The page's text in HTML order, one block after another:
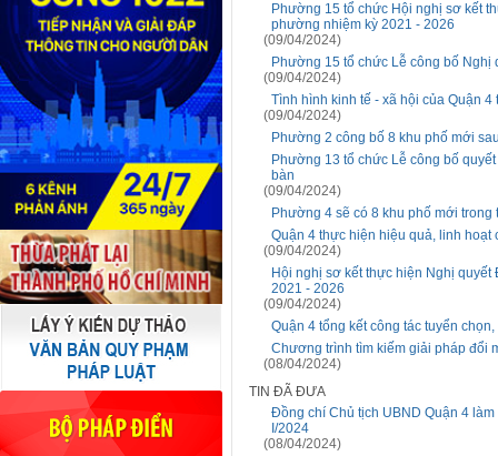
Phường 15 tổ chức Hội nghị sơ kết
phường nhiệm kỳ 2021 - 2026
(09/04/2024)
Phường 15 tổ chức Lễ công bố Nghị
(09/04/2024)
Tình hình kinh tế - xã hội của Quận
(09/04/2024)
Phường 2 công bố 8 khu phố mới
Phường 13 tổ chức Lễ công bố
bàn
(09/04/2024)
Phường 4 sẽ có 8 khu phố mới trong
Quận 4 thực hiện hiệu quả, linh
(09/04/2024)
Hội nghị sơ kết thực hiện Nghị
2021 - 2026
(09/04/2024)
Quận 4 tổng kết công tác tuyển
Chương trình tìm kiếm giải pháp đổi
(08/04/2024)
TIN ĐÃ ĐƯA
Đồng chí Chủ tịch UBND Quận 4
I/2024
(08/04/2024)